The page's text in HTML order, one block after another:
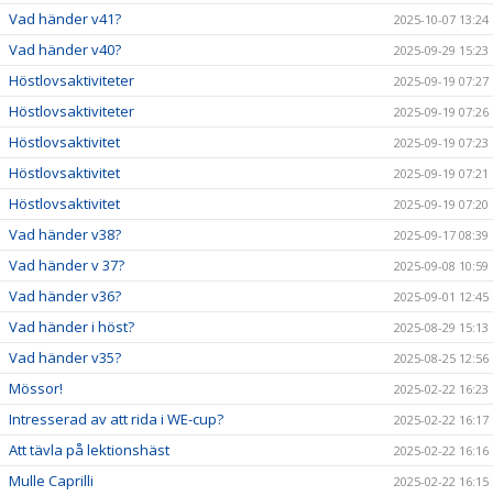
Vad händer v41? 2025-10-07 13:24
Vad händer v40? 2025-09-29 15:23
Höstlovsaktiviteter 2025-09-19 07:27
Höstlovsaktiviteter 2025-09-19 07:26
Höstlovsaktivitet 2025-09-19 07:23
Höstlovsaktivitet 2025-09-19 07:21
Höstlovsaktivitet 2025-09-19 07:20
Vad händer v38? 2025-09-17 08:39
Vad händer v 37? 2025-09-08 10:59
Vad händer v36? 2025-09-01 12:45
Vad händer i höst? 2025-08-29 15:13
Vad händer v35? 2025-08-25 12:56
Mössor! 2025-02-22 16:23
Intresserad av att rida i WE-cup? 2025-02-22 16:17
Att tävla på lektionshäst 2025-02-22 16:16
Mulle Caprilli 2025-02-22 16:15